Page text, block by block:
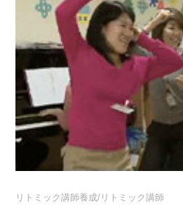
リトミック講師養成/リトミック講師